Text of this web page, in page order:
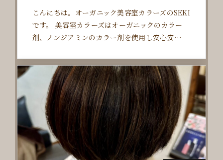
こんにちは。オーガニック美容室カラーズのSEKI
です。 美容室カラーズはオーガニックのカラー
剤、ノンジアミンのカラー剤を使用し安心安…